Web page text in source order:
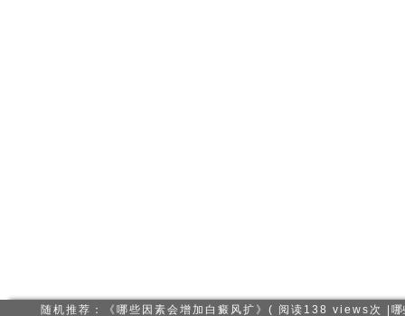
随机推荐：《哪些因素会增加白癜风扩》( 阅读138 views次 | 哪